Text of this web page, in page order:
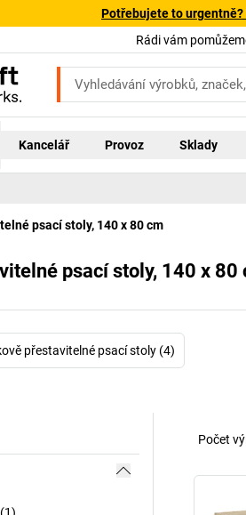
Potřebujete to
Rádi vám
Kancelář Provoz Sklady
psací stoly, 140 x 80 cm
psací stoly, 140 x 80
přestavitelné psací stoly (4)
Počet